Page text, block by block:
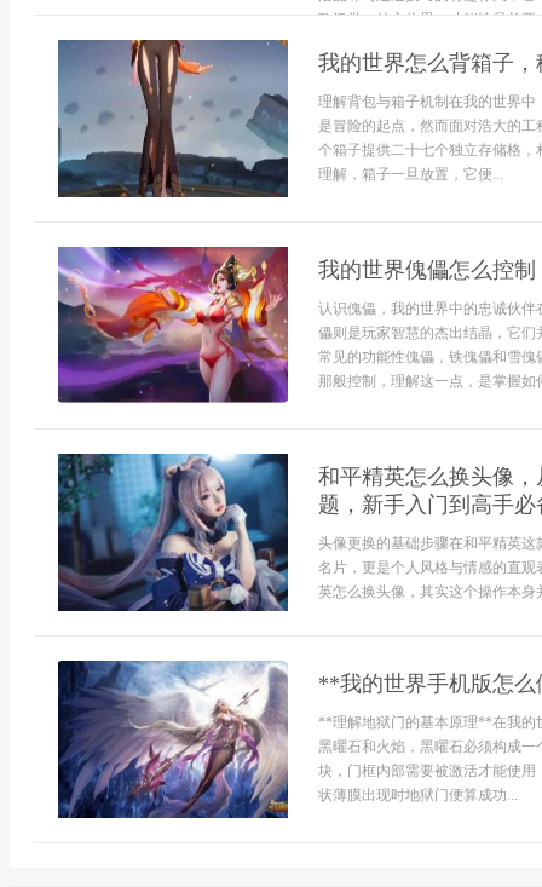
致纽带。核心构思，功能性是首要
我的世界怎么背箱子
理解背包与箱子机制在我的世界
是冒险的起点，然而面对浩大的
个箱子提供二十七个独立存储格
理解，箱子一旦放置，它便...
我的世界傀儡怎么控
认识傀儡，我的世界中的忠诚伙
儡则是玩家智慧的杰出结晶，它
常见的功能性傀儡，铁傀儡和雪
那般控制，理解这一点，是掌握如
和平精英怎么换头像
题，新手入门到高手
头像更换的基础步骤在和平精英
名片，更是个人风格与情感的直
英怎么换头像，其实这个操作本身
**我的世界手机版怎
**理解地狱门的基本原理**在我的
黑曜石和火焰，黑曜石必须构成
块，门框内部需要被激活才能使
状薄膜出现时地狱门便算成功...